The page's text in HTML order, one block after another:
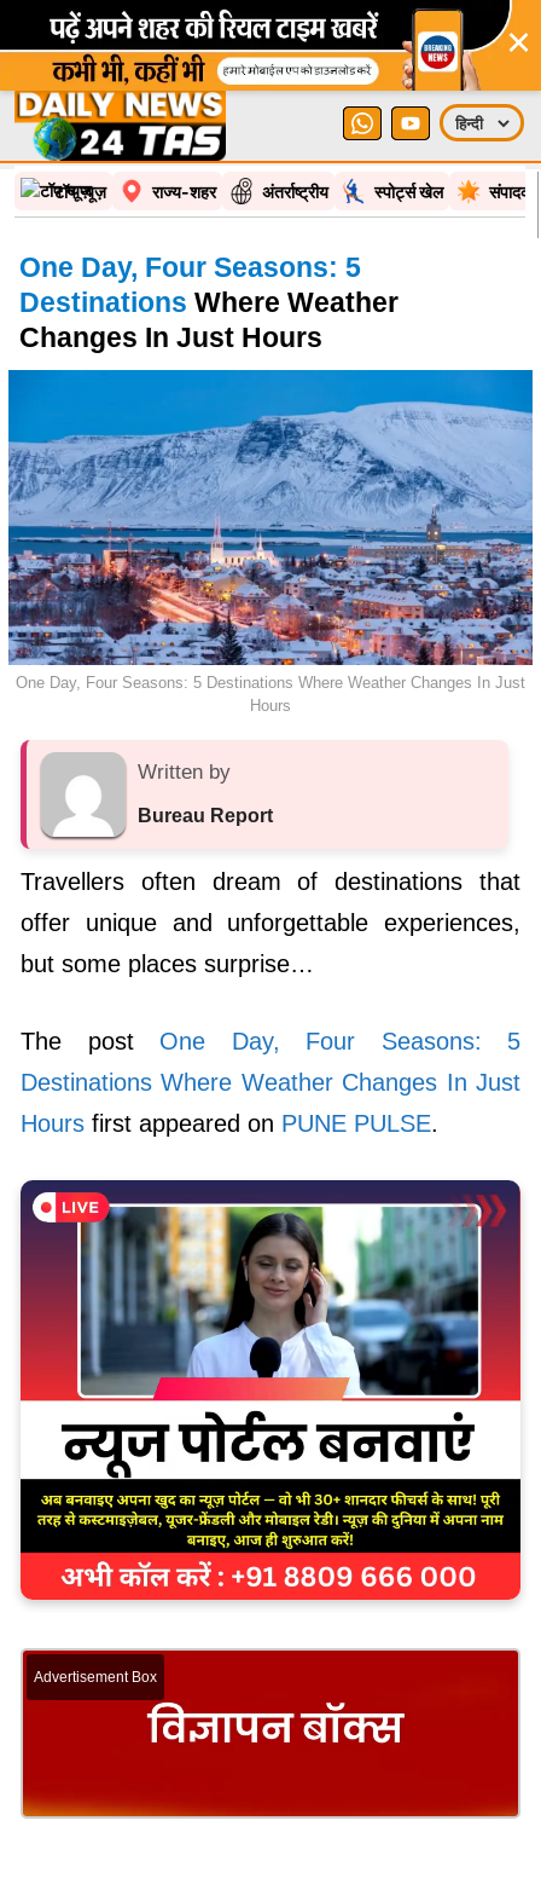
×
टॉप न्यूज़ राज्य-शहर अंतर्राष्ट्रीय स्पोर्ट्स खेल
One Day, Four Seasons: 5
Destinations Where Weather
Changes In Just Hours
One Day, Four Seasons: 5 Destinations Where Weather Changes In Just
Hours
Written by
Bureau Report
Travellers often dream of destinations that
offer unique and unforgettable experiences,
but some places surprise…
The post One Day, Four Seasons: 5
Destinations Where Weather Changes In Just
Hours first appeared on PUNE PULSE.
Advertisement Box